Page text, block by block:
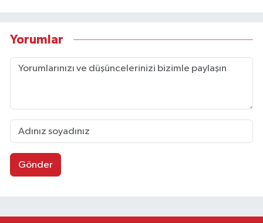
Yorumlar
Gönder